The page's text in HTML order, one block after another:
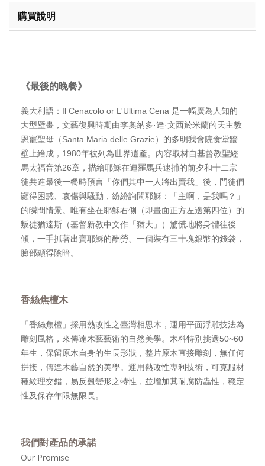
購買說明
《最後的晚餐》
義大利語：Il Cenacolo or L'Ultima Cena 是一幅廣為人知的
大型壁畫，文藝復興時期由李奧納多·達·文西於米蘭的天主教
恩寵聖母（Santa Maria delle Grazie）的多明我會院食堂牆
壁上繪成，1980年被列為世界遺產。內容取材自基督教聖經
馬太福音第26章，描繪耶穌在遭羅馬兵逮捕的前夕和十二宗
徒共進最後一餐時預言「你們其中一人將出賣我」後，門徒們
顯得困惑、哀傷與騷動，紛紛詢問耶穌：「主啊，是我嗎？」
的瞬間情景。唯有坐在耶穌右側（即畫面正方左邊第四位）的
叛徒猶達斯（基督新教中文作「猶大」）驚慌地將身體往後
傾，一手抓著出賣耶穌的酬勞、一個裝有三十塊銀幣的錢袋，
臉部顯得陰暗。
香絲焦檀木
「香絲焦檀」採用熱改性之臺灣相思木，運用平面浮雕技法為
雕刻風格，來傳達木藝藝術的自然美學。木料特別挑選50~60
年生，保留原木自身的生長形狀，整片原木直接雕刻，無任何
拼接，傳達木藝自然的美學。運用熱改性專利技術，可克服材
種紋理交錯，易反翹變形之特性，並增加其耐腐防蟲性，穩定
性及保存年限無限長。
我們對產品的承諾
Our Promise